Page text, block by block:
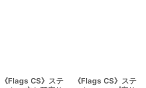
《Flags CS》ステ
《Flags CS》ステ